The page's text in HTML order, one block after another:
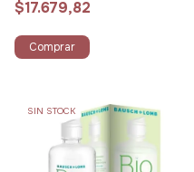
$17.679,82
Comprar
SIN STOCK